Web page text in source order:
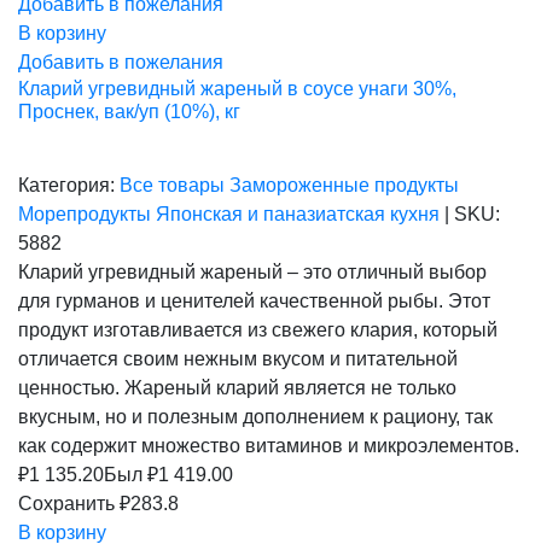
Добавить в пожелания
В корзину
Добавить в пожелания
Кларий угревидный жареный в соусе унаги 30%,
Проснек, вак/уп (10%), кг
Категория: Все товары Замороженные продукты
Морепродукты Японская и паназиатская кухня
SKU:
5882
Кларий угревидный жареный – это отличный выбор
для гурманов и ценителей качественной рыбы. Этот
продукт изготавливается из свежего клария, который
отличается своим нежным вкусом и питательной
ценностью. Жареный кларий является не только
вкусным, но и полезным дополнением к рациону, так
как содержит множество витаминов и микроэлементов.
₽1 135.20Был ₽1 419.00
Сохранить ₽283.8
В корзину